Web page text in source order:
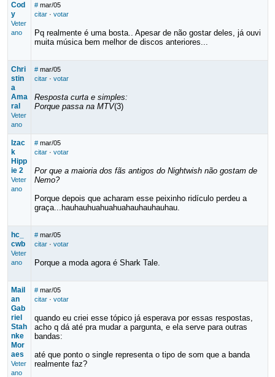
Cod
y
Veter
ano
# mar/05
citar· votar
Pq realmente é uma bosta.. Apesar de não gostar deles, já ouvi
muita música bem melhor de discos anteriores...
Chri
stin
a
Ama
ral
Veter
ano
# mar/05
citar· votar
Resposta curta e simples:
Porque passa na MTV(3)
Izac
k
Hipp
ie 2
Veter
ano
# mar/05
citar· votar
Por que a maioria dos fãs antigos do Nightwish não gostam de
Nemo?
Porque depois que acharam esse peixinho ridículo perdeu a
graça...hauhauhuahuahuahauhauhauhau.
hc_
cwb
Veter
ano
# mar/05
citar· votar
Porque a moda agora é Shark Tale.
Mail
an
Gab
riel
Stah
nke
Mor
aes
Veter
ano
# mar/05
citar· votar
quando eu criei esse tópico já esperava por essas respostas,
acho q dá até pra mudar a pargunta, e ela serve para outras
bandas:
até que ponto o single representa o tipo de som que a banda
realmente faz?